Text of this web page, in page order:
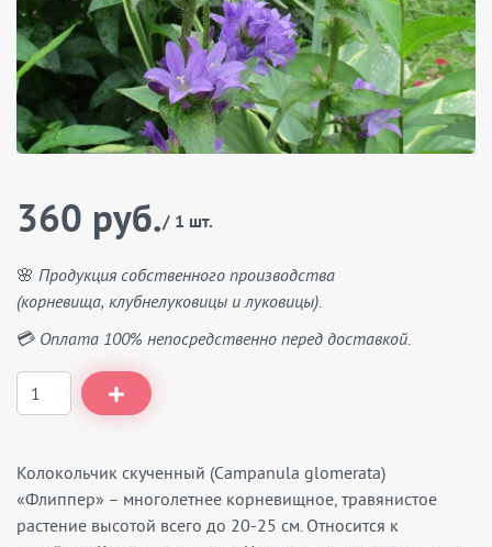
360 руб./ 1 шт.
🌸 Продукция собственного производства
(корневища, клубнелуковицы и луковицы).
💳 Оплата 100% непосредственно перед доставкой.
Колокольчик скученный (Campanula glomerata)
«Флиппер» – многолетнее корневищное, травянистое
растение высотой всего до 20-25 см. Относится к